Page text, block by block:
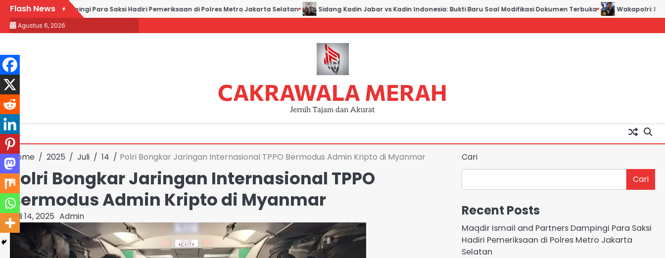
Skip
content
Flash News
Partners Dampingi Para Saksi Hadiri Pemeriksaan di Polres Metro Jakarta Selatan Sidang Kadin Jabar vs Kadin Indonesia: Bukti Baru Soal Modifikasi Dokumen Terbuka Wakapolri:
Agustus 6, 2026
CAKRAWALA MERAH
Jernih Tajam dan Akurat
Home 2025 Juli 14 Polri Bongkar Jaringan Internasional TPPO Bermodus Admin Kripto di Myanmar
Polri Bongkar Jaringan Internasional TPPO
Bermodus Admin Kripto di Myanmar
Juli 14, 2025 Admin
Cari
Cari
Recent Posts
Maqdir Ismail and Partners Dampingi Para Saksi
Hadiri Pemeriksaan di Polres Metro Jakarta
Selatan